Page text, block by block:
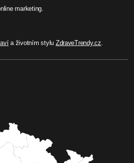
marketing.
a životním stylu ZdraveTrendy.cz.